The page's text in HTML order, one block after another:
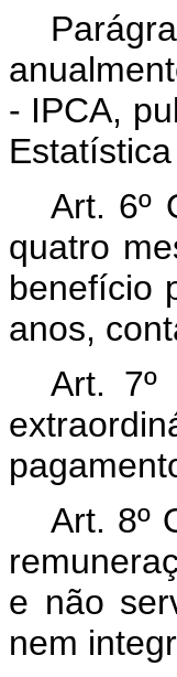
- IPCA,
Art. 6º
quatro
benefício
anos,
Art. 7º
Art. 8º
e não
nem